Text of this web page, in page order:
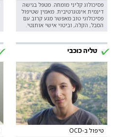
פסיכולוג קליני מומחה. מטפל בגישה
דינמית אינטגרטיבית. מאמין שטיפול
פסיכולוגי טוב מאפשר מגע קרוב עם
הסבל, הקלה, וביטוי אישי אותנטי.
טליה כוכבי
טיפול ב-OCD